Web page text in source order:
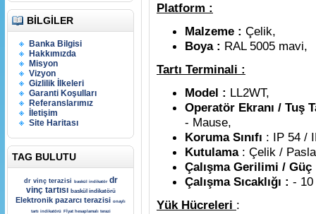
BILGILER
Banka Bilgisi
Hakkımızda
Misyon
Vizyon
Gizlilik İlkeleri
Garanti Koşulları
Referanslarımız
İletişim
Site Haritası
TAG BULUTU
dr vinç terazisi baskül indikatör dr
vinç tartısı baskül indikatörü
Elektronik pazarcı terazisi onaylı
tartı indikatörü Fİyat hesaplamalı terazi
Platform :
Malzeme : Çelik,
Boya : RAL 5005 mavi,
Tartı Terminali :
Model : LL2WT,
Operatör Ekranı / Tuş
- Mause,
Koruma Sınıfı : IP 54 /
Kutulama: Çelik /
Çalışma Gerilimi / Güç
Çalışma Sıcaklığı : -
Yük Hücreleri :